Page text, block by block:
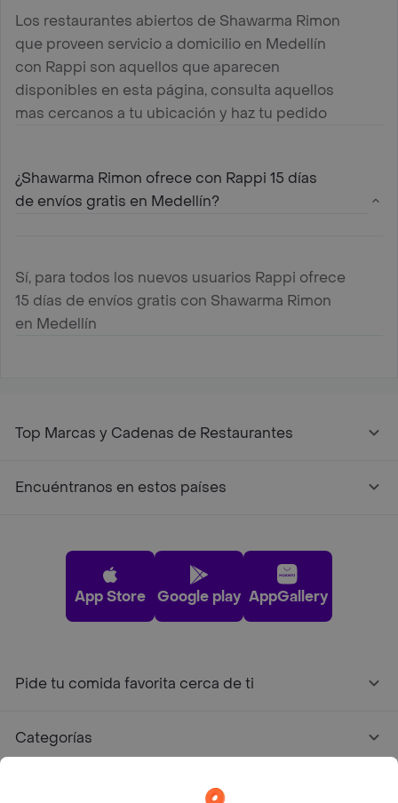
Los restaurantes abiertos de Shawarma Rimon
que proveen servicio a domicilio en Medellín
con Rappi son aquellos que aparecen
disponibles en esta página, consulta aquellos
mas cercanos a tu ubicación y haz tu pedido
¿Shawarma Rimon ofrece con Rappi 15 días
de envíos gratis en Medellín?
Sí, para todos los nuevos usuarios Rappi ofrece
15 días de envíos gratis con Shawarma Rimon
en Medellín
Top Marcas y Cadenas de Restaurantes
Encuéntranos en estos países
App Store Google play AppGallery
Pide tu comida favorita cerca de ti
Categorías